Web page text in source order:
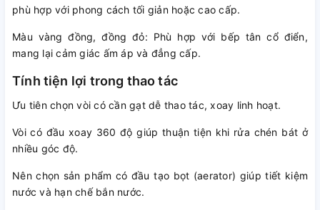
phù hợp với phong cách tối giản hoặc cao cấp.
Màu vàng đồng, đồng đỏ: Phù hợp với bếp tân cổ điển,
mang lại cảm giác ấm áp và đẳng cấp.
Tính tiện lợi trong thao tác
Ưu tiên chọn vòi có cần gạt dễ thao tác, xoay linh hoạt.
Vòi có đầu xoay 360 độ giúp thuận tiện khi rửa chén bát ở
nhiều góc độ.
Nên chọn sản phẩm có đầu tạo bọt (aerator) giúp tiết kiệm
nước và hạn chế bắn nước.